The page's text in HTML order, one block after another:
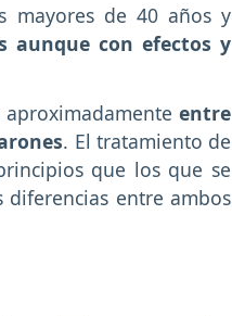
mayores de 40 años y
aunque con efectos y
entre
. El tratamiento de
que los que se
entre ambos